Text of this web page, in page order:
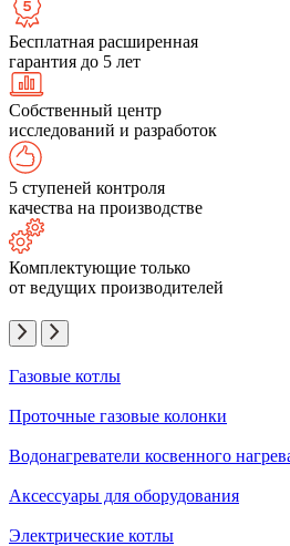
Бесплатная расширенная
гарантия до 5 лет
Собственный центр
исследований и разработок
5 ступеней контроля
качества на производстве
Комплектующие только
от ведущих производителей
Газовые котлы
Проточные газовые колонки
Водонагреватели косвенного
Аксессуары для оборудования
Электрические котлы